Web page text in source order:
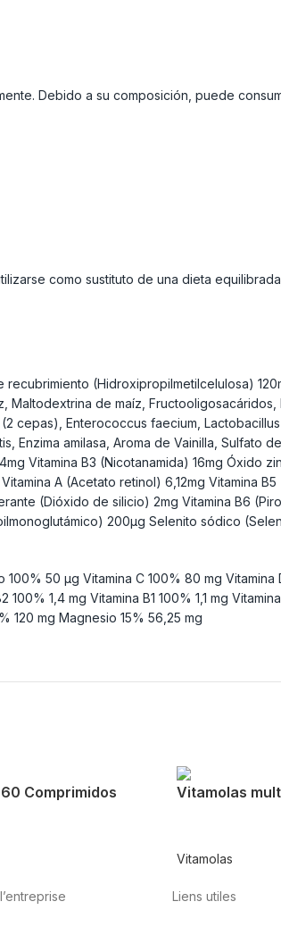
Debido a su composición, puede
como sustituto de una dieta
(Hidroxipropilmetilcelulosa)
Maltodextrina de maíz, Fructooligosacáridos,
cepas), Enterococcus faecium, Lactobacillus
Enzima amilasa, Aroma de Vainilla, Sulfato
Vitamina B3 (Nicotanamida) 16mg Óxido
A (Acetato retinol) 6,12mg Vitamina
(Dióxido de silicio) 2mg Vitamina B6
200µg Selenito sódico
50 µg Vitamina C 100% 80 mg Vitamina
1,4 mg Vitamina B1 100% 1,1 mg
120 mg Magnesio 15% 56,25 mg
Comprimidos Vitamolas
Vitamolas
Liens utiles